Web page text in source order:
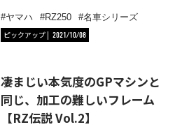
ヤマハ RZ250
名車シリーズ
ピックアップ
2021/10/08
凄まじい本気度のGPマシンと
同じ、加工の難しいフレーム
【RZ伝説 Vol.2】